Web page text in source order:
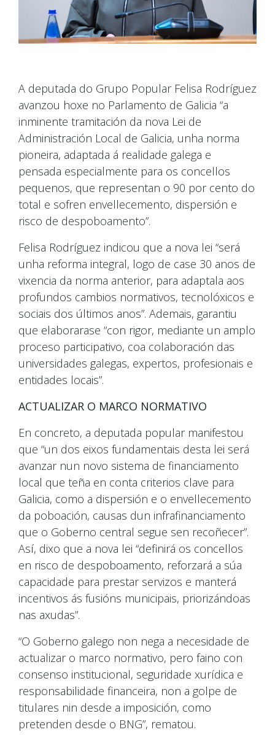
A deputada do Grupo Popular Felisa Rodríguez
avanzou hoxe no Parlamento de Galicia “a
inminente tramitación da nova Lei de
Administración Local de Galicia, unha norma
pioneira, adaptada á realidade galega e
pensada especialmente para os concellos
pequenos, que representan o 90 por cento do
total e sofren envellecemento, dispersión e
risco de despoboamento”.
Felisa Rodríguez indicou que a nova lei “será
unha reforma integral, logo de case 30 anos de
vixencia da norma anterior, para adaptala aos
profundos cambios normativos, tecnolóxicos e
sociais dos últimos anos”. Ademais, garantiu
que elaborarase “con rigor, mediante un amplo
proceso participativo, coa colaboración das
universidades galegas, expertos, profesionais e
entidades locais”.
ACTUALIZAR O MARCO NORMATIVO
En concreto, a deputada popular manifestou
que “un dos eixos fundamentais desta lei será
avanzar nun novo sistema de financiamento
local que teña en conta criterios clave para
Galicia, como a dispersión e o envellecemento
da poboación, causas dun infrafinanciamento
que o Goberno central segue sen recoñecer”.
Así, dixo que a nova lei “definirá os concellos
en risco de despoboamento, reforzará a súa
capacidade para prestar servizos e manterá
incentivos ás fusións municipais, priorizándoas
nas axudas”.
“O Goberno galego non nega a necesidade de
actualizar o marco normativo, pero faino con
consenso institucional, seguridade xurídica e
responsabilidade financeira, non a golpe de
titulares nin desde a imposición, como
pretenden desde o BNG”, rematou.